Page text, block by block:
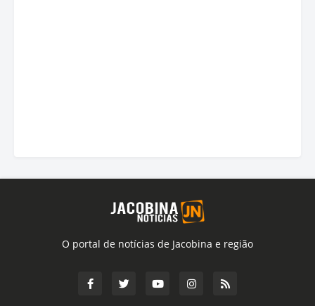
O portal de notícias de Jacobina e região